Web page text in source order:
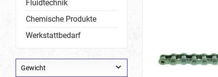
Fluidtechnik
Chemische Produkte
Werkstattbedarf
Gewicht